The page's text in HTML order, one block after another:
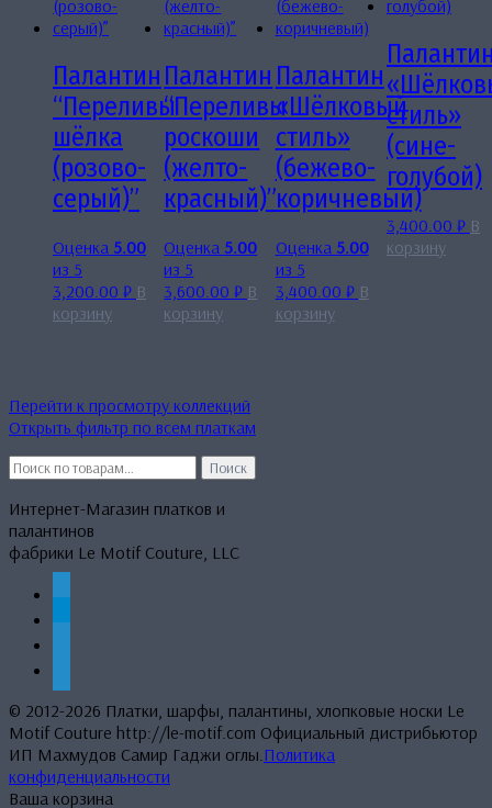
Палантин
“Переливы
шёлка
(розово-
серый)”
Оценка 5.00
из 5
3,200.00 ₽ В
корзину
Палантин
“Переливы
роскоши
(желто-
красный)”
Оценка 5.00
из 5
3,600.00₽ В
корзину
Палантин
«Шёлковый
стиль»
(бежево-
коричневый)
Оценка 5.00
из 5
3,400.00 ₽ В
корзину
стиль»
(сине-
голубой)
3,400.00 ₽ В
корзину
Перейти к просмотру коллекций
Открыть фильтр по всем платкам
Искать:
Поиск
Интернет-Магазин платков и
палантинов
фабрики Le Motif Couture, LLC
© 2012-2026 Платки, шарфы, палантины, хлопковые носки Le
Motif Couture http://le-motif.com Официальный дистрибьютор
ИП Махмудов Самир Гаджи оглы. Политика
конфиденциальности
Ваша корзина